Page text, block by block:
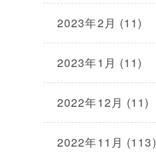
2023年2月 (11)
2023年1月 (11)
2022年12月 (11)
2022年11月 (113)